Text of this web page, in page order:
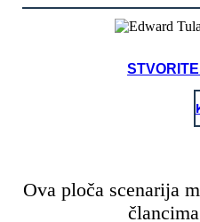
Ova ploča scenarija